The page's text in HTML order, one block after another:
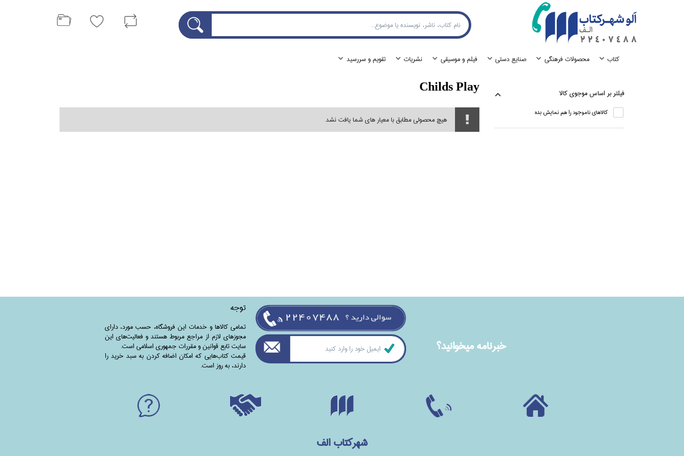
كتاب محصولات فرهنگي صنايع دستي فيلم و موسيقي نشريات تقويم و سررسيد
فيلتر بر اساس موجوي كالا
كالاهاي ناموجود را هم نمايش بده
Childs Play
هیچ محصولی مطابق با معیار های شما یافت نشد
خبرنامه ميخوانيد؟
توجه
تمامی‌ کالاها و خدمات این فروشگاه، حسب مورد،‌ دارای
مجوزهای لازم از مراجع مربوط هستند ‌و‌‌ فعالیت‌های این
سایت تابع قوانین و مقررات جمهوری اسلامی است.
قیمت کتاب‌هایی که امکان اضافه کردن به سبد خرید را
دارند،‌ به روز است.
شهرکتاب الف